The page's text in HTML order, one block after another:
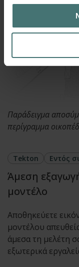
έχουν συλλέξει
των υπηρεσιών
Παράδειγμα
περίγραμμα
Tekton Εντός
Άμεση
μοντέλο
Αποθηκεύετε
μοντέλου
άμεσα τη μελέτη
εξωτερικά